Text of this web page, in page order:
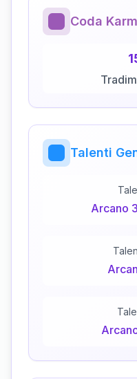
Coda
Talenti
Arcano 3